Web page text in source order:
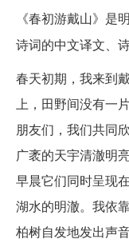
《春初游戴山》是
诗词的中文译文、
春天初期，我来到
上，田野间没有一
朋友们，我们共同
广袤的天宇清澈明
早晨它们同时呈现
湖水的明澈。我依
柏树自发地发出声